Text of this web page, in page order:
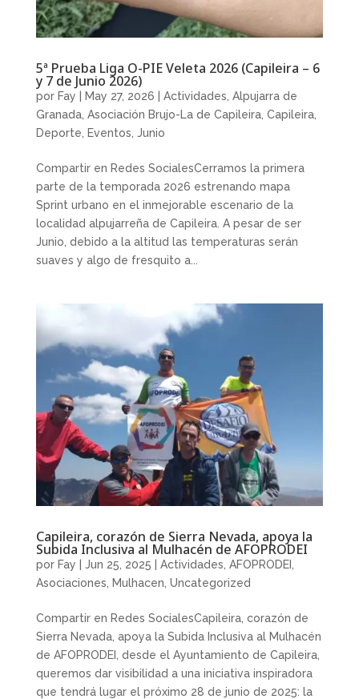
5ª Prueba Liga O-PIE Veleta 2026 (Capileira – 6
y 7 de Junio 2026)
por Fay May 27, 2026 Actividades, Alpujarra de
Granada, Asociación Brujo-La de Capileira, Capileira,
Deporte, Eventos, Junio
Compartir en Redes SocialesCerramos la primera
parte de la temporada 2026 estrenando mapa
Sprint urbano en el inmejorable escenario de la
localidad alpujarreña de Capileira. A pesar de ser
Junio, debido a la altitud las temperaturas serán
suaves y algo de fresquito a...
Capileira, corazón de Sierra Nevada, apoya la
Subida Inclusiva al Mulhacén de AFOPRODEI
por Fay Jun 25, 2025 Actividades AFOPRODEI
Asociaciones
Mulhacen Uncategorized
Compartir en Redes SocialesCapileira, corazón de
Sierra Nevada, apoya la Subida Inclusiva al Mulhacén
de AFOPRODEI, desde el Ayuntamiento de Capileira,
queremos dar visibilidad a una iniciativa inspiradora
que tendrá lugar el próximo 28 de junio de 2025: la